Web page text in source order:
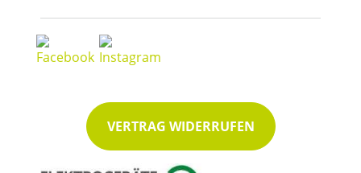
VERTRAG WIDERRUFEN